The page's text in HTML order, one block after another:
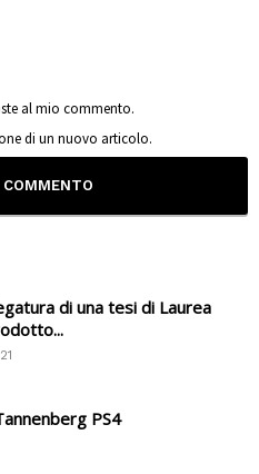
al mio commento.
di un nuovo articolo.
di una tesi di Laurea
PS4